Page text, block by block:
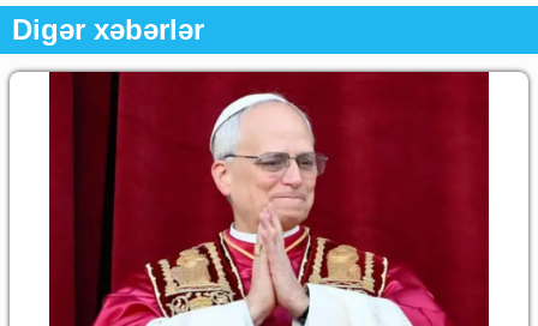
Digər xəbərlər